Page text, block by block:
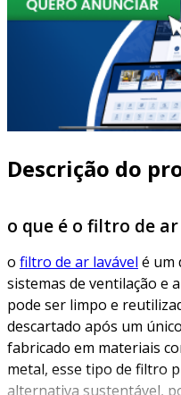
Descrição do
o que é o filtro de
o filtro de ar lavável é um
sistemas de ventilação e
pode ser limpo e
descartado após um
fabricado em materiais
metal, esse tipo de filtro
alternativa sustentável,